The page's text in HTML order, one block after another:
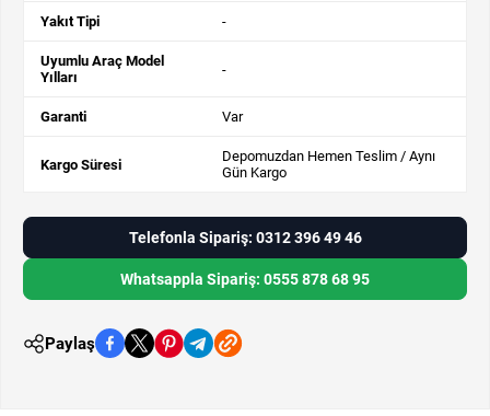
Yakıt Tipi -
Uyumlu Araç Model
Yılları
-
Garanti Var
Kargo Süresi
Depomuzdan Hemen Teslim / Aynı
Gün Kargo
Telefonla Sipariş: 0312 396 49 46
Whatsappla Sipariş: 0555 878 68 95
Paylaş